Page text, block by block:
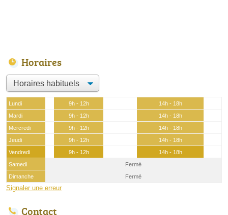
Horaires
Lundi 9h - 12h
14h - 18h
Mardi
9h - 12h
14h - 18h
Mercredi
9h - 12h
14h - 18h
Jeudi
9h - 12h
14h - 18h
Vendredi
9h - 12h
14h - 18h
Samedi
Fermé
Dimanche
Fermé
Signaler une erreur
Contact